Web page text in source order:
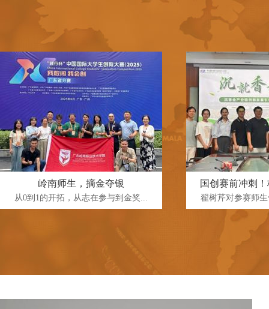
岭南师生，摘金夺银
从0到1的开拓，从志在参与到金奖...
国创赛前冲刺
翟树芹对参赛师